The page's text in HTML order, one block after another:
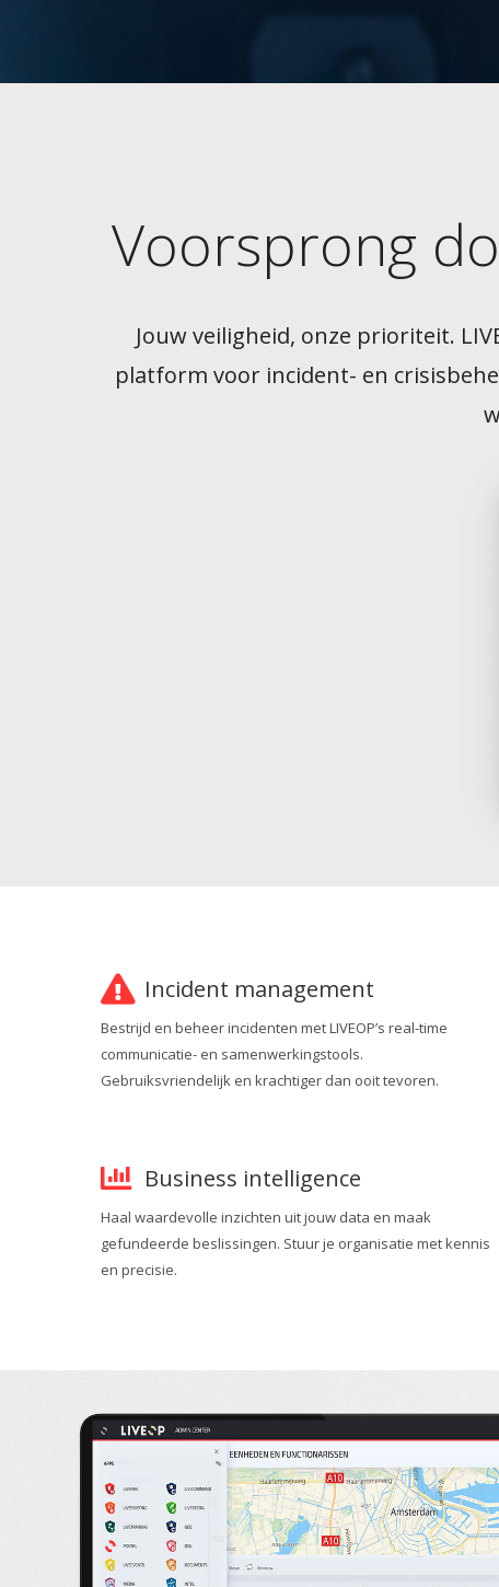
Voorsprong
Jouw veiligheid, onze prioriteit.
platform voor incident- en
Incident management
Bestrijd en beheer incidenten met LIVEOP’s real-time
communicatie- en samenwerkingstools.
Gebruiksvriendelijk en krachtiger dan ooit tevoren.
Business intelligence
Haal waardevolle inzichten uit jouw data en maak
gefundeerde beslissingen. Stuur je organisatie met kennis
en precisie.